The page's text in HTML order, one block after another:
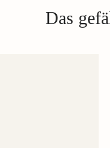
Das